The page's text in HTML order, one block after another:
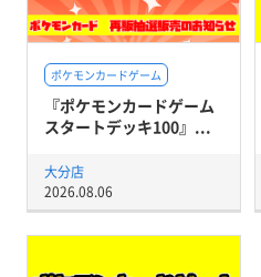
ポケモンカードゲーム
『ポケモンカードゲーム
スタートデッキ100』...
大分店
2026.08.06